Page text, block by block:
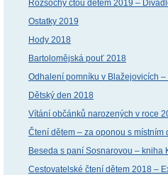
Rozsochy čtou dětem 2019 –
Ostatky 2019
Hody 2018
Bartolomějská pouť 2018
Odhalení pomníku v Blažejovicích –
Dětský den 2018
Vítání občánků narozených v roce
Čtení dětem – za oponou s místním
Beseda s paní Sosnarovou – kniha
Cestovatelské čtení dětem 2018 –